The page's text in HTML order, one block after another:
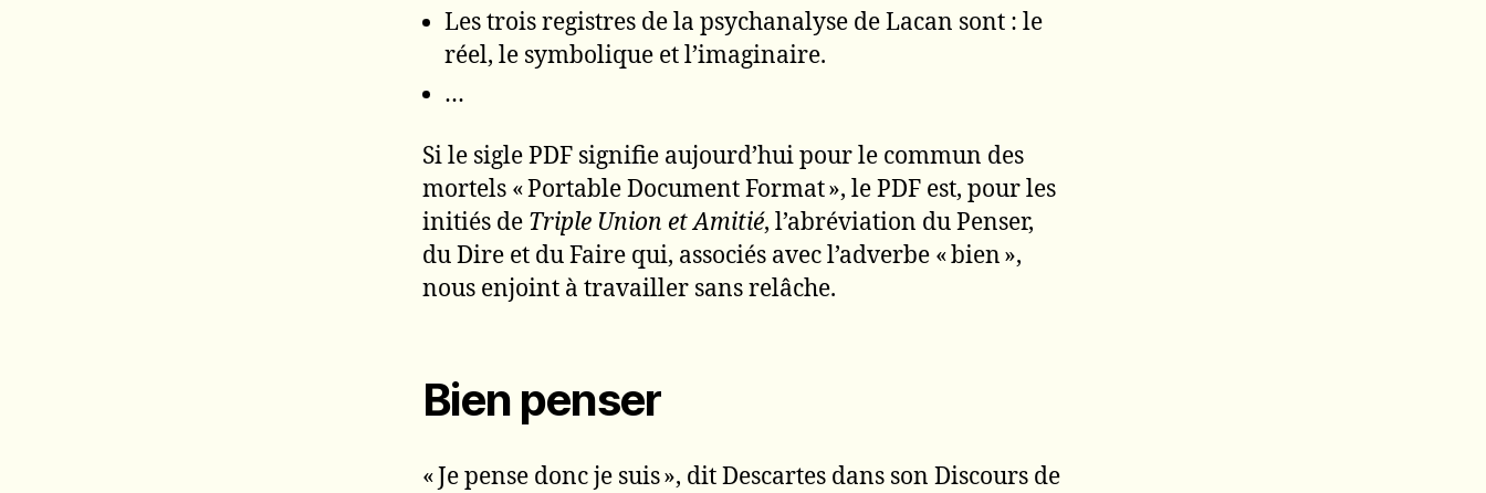
Les trois registres de la psychanalyse de Lacan sont : le
réel, le symbolique et l’imaginaire.
…
Si le sigle PDF signifie aujourd’hui pour le commun des
mortels « Portable Document Format », le PDF est, pour les
initiés de Triple Union et Amitié, l’abréviation du Penser,
du Dire et du Faire qui, associés avec l’adverbe « bien »,
nous enjoint à travailler sans relâche.
Bien penser
« Je pense donc je suis », dit Descartes dans son Discours de